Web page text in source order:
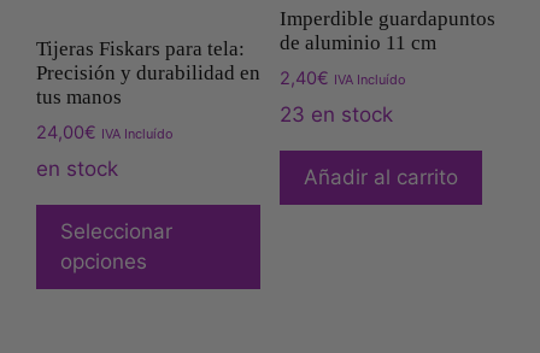
Tijeras Fiskars para tela:
Precisión y durabilidad en
tus manos
24,00€ IVA Incluído
en stock
Seleccionar
opciones
Imperdible guardapuntos
de aluminio 11 cm
2,40€ IVA Incluído
23 en stock
Añadir al carrito